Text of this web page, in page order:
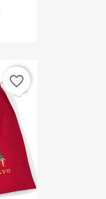
favorite_border